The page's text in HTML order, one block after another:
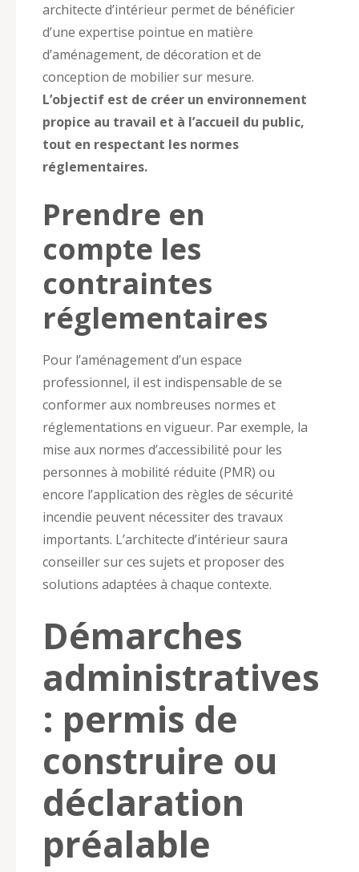
architecte d’intérieur permet de bénéficier
d’une expertise pointue en matière
d’aménagement, de décoration et de
conception de mobilier sur mesure.
L’objectif est de créer un environnement
propice au travail et à l’accueil du public,
tout en respectant les normes
réglementaires.
Prendre en
compte les
contraintes
réglementaires
Pour l’aménagement d’un espace
professionnel, il est indispensable de se
conformer aux nombreuses normes et
réglementations en vigueur. Par exemple, la
mise aux normes d’accessibilité pour les
personnes à mobilité réduite (PMR) ou
encore l’application des règles de sécurité
incendie peuvent nécessiter des travaux
importants. L’architecte d’intérieur saura
conseiller sur ces sujets et proposer des
solutions adaptées à chaque contexte.
Démarches
administratives
: permis de
construire ou
déclaration
préalable